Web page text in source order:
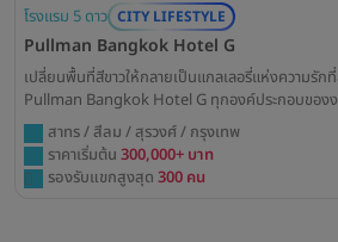
โรงแรม 5 ดาว CITY LIFESTYLE
Pullman Bangkok Hotel G
เปลี่ยนพื้นที่สีขาวให้กลายเป็นแกลเลอรี่แห่งความรั
Pullman Bangkok Hotel G ทุกองค์ประกอบของ
คู่รักที่มีสไตล์โดดเด่น ด้วยห้องบอลรูมดีไซน์มินิมอลอั
พร้อมมอบประสบการณ์การเฉลิมฉลองที่ทันสมัยและน่
สาทร / สีลม / สุรวงศ์ / กรุงเทพ
ราคาเริ่มต้น 300,000+ บาท
รองรับแขกสูงสุด 300 คน